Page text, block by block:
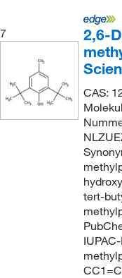
7
2,6-
CAS:
tert-